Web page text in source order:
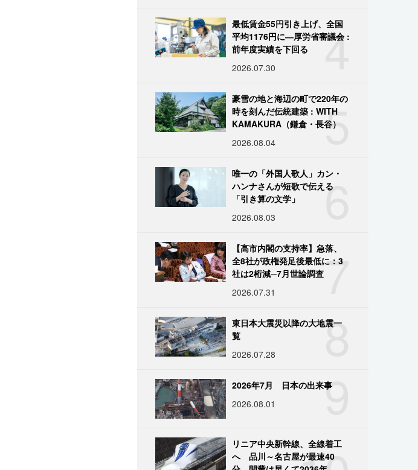
4
最低賃金55円引き上げ、全国
平均1176円に―厚労省審議会 :
前年度実績を下回る
2026.07.30
5
豪雪の地と海辺の町で220年の
時を刻んだ伝統建築 : WITH
KAMAKURA（鎌倉・長谷）
2026.08.04
6
唯一の「外国人歌人」カン・
ハンナさんが短歌で伝える
「引き算の文学」
2026.08.03
7
【高市内閣の支持率】急落、
全8社が政権発足後最低に：3
社は2桁減─7月世論調査
2026.07.31
8
東日本大震災以降の大地震一
覧
2026.07.28
9
2026年7月 日本の出来事
2026.08.01
リニア中央新幹線、全線着工
へ 品川～名古屋が最速40